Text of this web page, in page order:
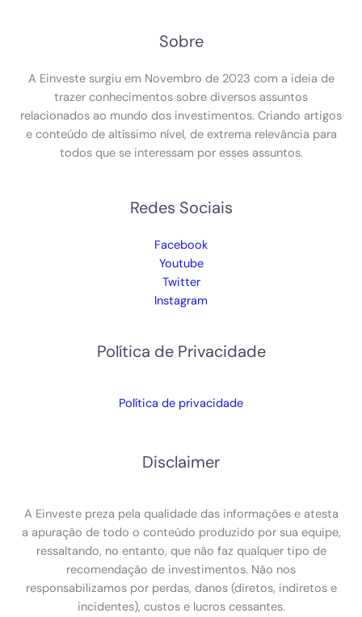
Sobre
A Einveste surgiu em Novembro de 2023 com a ideia de
trazer conhecimentos sobre diversos assuntos
relacionados ao mundo dos investimentos. Criando artigos
e conteúdo de altíssimo nível, de extrema relevância para
todos que se interessam por esses assuntos.
Redes Sociais
Facebook
Youtube
Twitter
Instagram
Política de Privacidade
Política de privacidade
Disclaimer
A Einveste preza pela qualidade das informações e atesta
a apuração de todo o conteúdo produzido por sua equipe,
ressaltando, no entanto, que não faz qualquer tipo de
recomendação de investimentos. Não nos
responsabilizamos por perdas, danos (diretos, indiretos e
incidentes), custos e lucros cessantes.